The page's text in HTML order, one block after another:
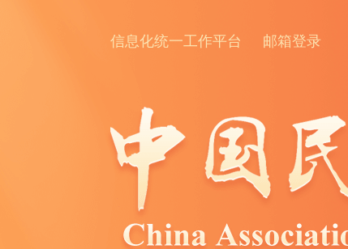
信息化统一工作平台 邮箱登录